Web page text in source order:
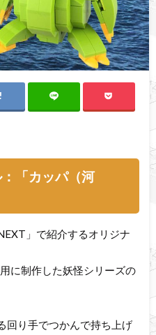
「カッパ（河
」で紹介するオリジナ
に制作した妖怪シリーズの
回り手でつかんで持ち上げ